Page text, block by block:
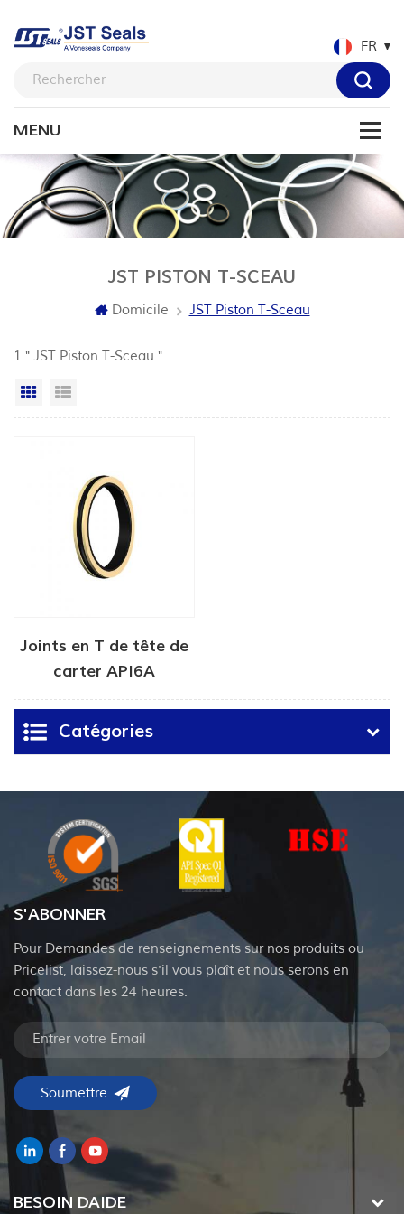
FR
JST PISTON T-SCEAU
Domicile JST Piston T-Sceau
1 " JST Piston T-Sceau "
Grille
Joints en T de tête de
carter API6A
Catégories
S'ABONNER
Pour Demandes de renseignements sur nos produits ou
Pricelist, laissez-nous s'il vous plaît et nous serons en
contact dans les 24 heures.
BESOIN DAIDE